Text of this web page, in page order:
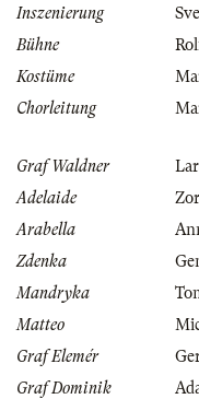
Inszenierung
Bühne
Kostüme
Chorleitung
Graf Waldner
Adelaide
Arabella
Zdenka
Mandryka
Matteo
Graf Elemér
Graf Dominik